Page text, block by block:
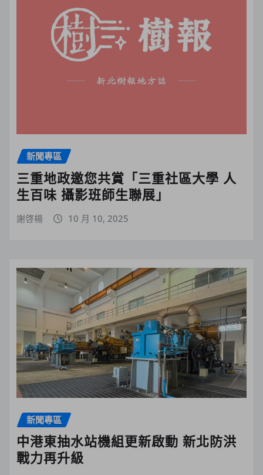
新聞專區
三重地政邀您共賞「三重社區大學 人
生百味 攝影班師生聯展」
謝啓楊 10 月 10, 2025
新聞專區
中港東抽水站機組更新啟動 新北防洪
戰力再升級